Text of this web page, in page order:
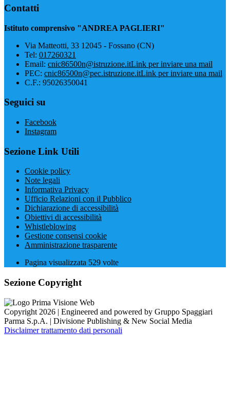
Contatti
Istituto comprensivo "ANDREA PAGLIERI"
Via Matteotti, 33 12045 - Fossano (CN)
Tel: 017260321
Email: cnic86500n@istruzione.itLink per inviare una mail
PEC: cnic86500n@pec.istruzione.itLink per inviare una mail
C.F.: 95026350041
Seguici su
Facebook
Instagram
Sezione Link Utili
Cookie policy
Note legali
Informativa Privacy
Ufficio Relazioni con il Pubblico
Dichiarazione di accessibilità
Obiettivi di accessibilità
Whistleblowing
Gestione consensi cookie
Amministrazione trasparente
Pagina visualizzata 529 volte
Sezione Copyright
Copyright 2026 | Engineered and powered by Gruppo Spaggiari
Parma S.p.A. | Divisione Publishing & New Social Media
Disclaimer trattamento dati personali